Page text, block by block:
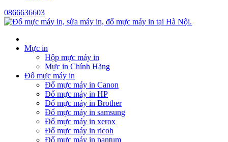
0866636603
Mực in
Hộp mực máy in
Mực in Chính Hãng
Đổ mực máy in
Đổ mực máy in Canon
Đổ mực máy in HP
Đổ mực máy in Brother
Đổ mực máy in samsung
Đổ mực máy in xerox
Đổ mực máy in ricoh
Đổ mực máy in pantum